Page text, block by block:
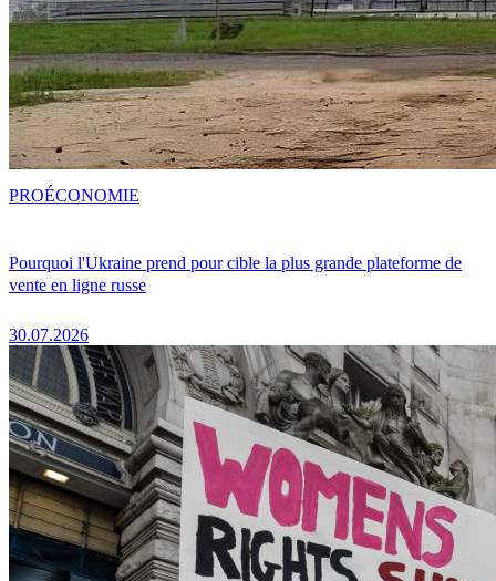
Pourquoi l'Ukraine prend pour cible la plus grande plateforme de
vente en ligne russe
30.07.2026
PROÉCONOMIE